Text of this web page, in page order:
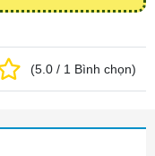
(5.0 / 1 Bình chọn)